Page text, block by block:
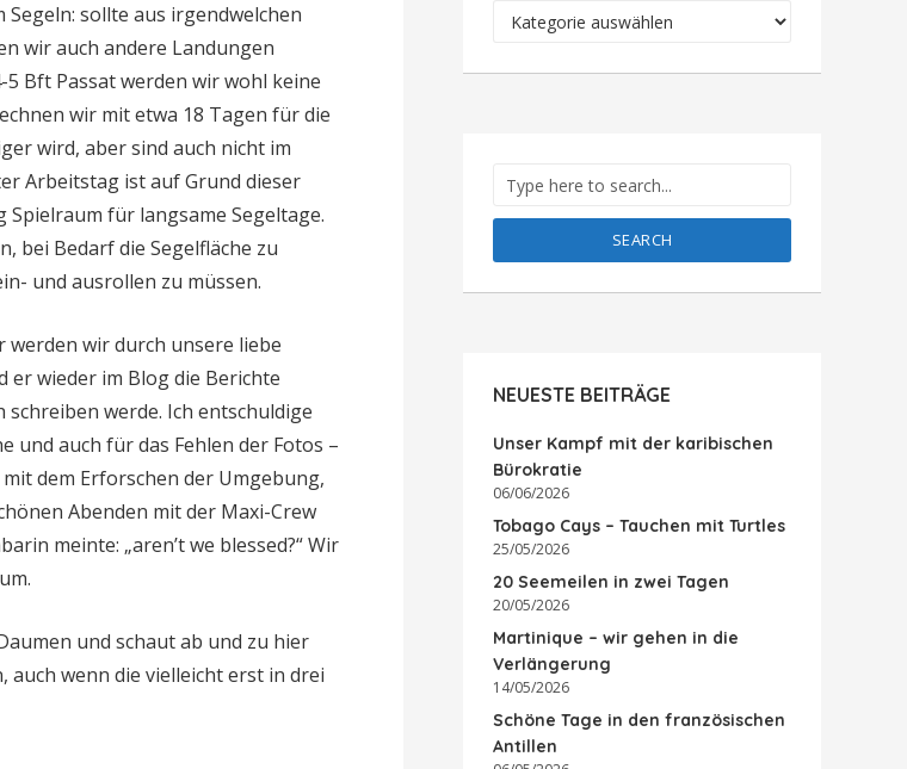
sollte aus irgendwelchen
wir auch andere Landungen
Bft Passat werden wir wohl keine
wir mit etwa 18 Tagen für die
wird, aber sind auch nicht im
Arbeitstag ist auf Grund dieser
für langsame Segeltage.
bei Bedarf die Segelfläche zu
und ausrollen zu müssen.
werden wir durch unsere liebe
er wieder im Blog die Berichte
werde. Ich entschuldige
und auch für das Fehlen der Fotos –
dem Erforschen der Umgebung,
Abenden mit der Maxi-Crew
meinte: „aren’t we blessed?“ Wir
und schaut ab und zu hier
auch wenn die vielleicht erst in drei
SEARCH
NEUESTE BEITRÄGE
Unser Kampf mit der karibischen
Bürokratie
06/06/2026
Tobago Cays – Tauchen mit Turtles
25/05/2026
20 Seemeilen in zwei Tagen
20/05/2026
Martinique – wir gehen in die
Verlängerung
14/05/2026
Schöne Tage in den französischen
Antillen